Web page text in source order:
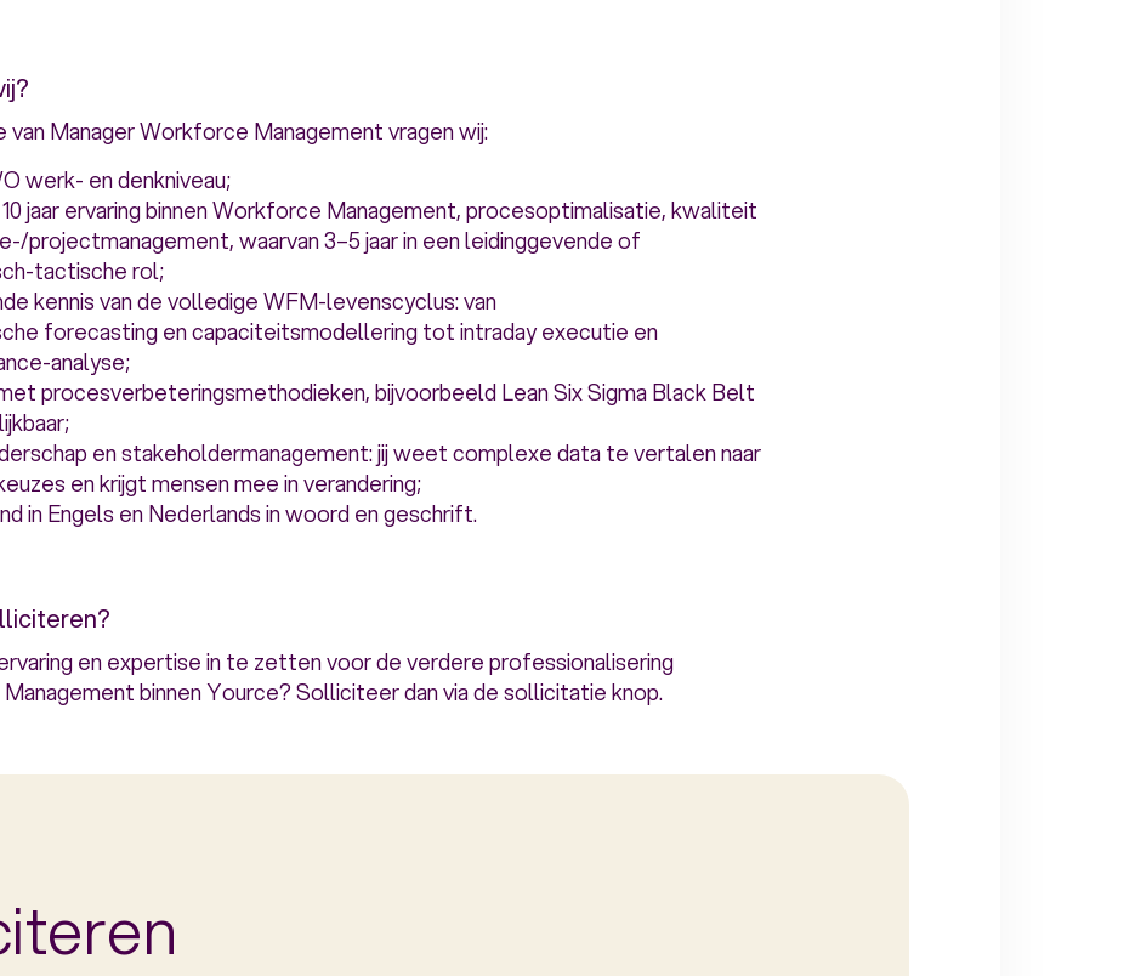
Manager Workforce Management vragen wij:
werk- en denkniveau;
10 jaar ervaring binnen Workforce Management, procesoptimalisatie, kwaliteit
projectmanagement, waarvan 3–5 jaar in een leidinggevende of
tactische rol;
kennis van de volledige WFM-levenscyclus: van
forecasting en capaciteitsmodellering tot intraday executie en
analyse;
procesverbeteringsmethodieken, bijvoorbeeld Lean Six Sigma Black Belt
en stakeholdermanagement: jij weet complexe data te vertalen naar
en krijgt mensen mee in verandering;
in Engels en Nederlands in woord en geschrift.
en expertise in te zetten voor de verdere professionalisering
binnen Yource? Solliciteer dan via de sollicitatie knop.